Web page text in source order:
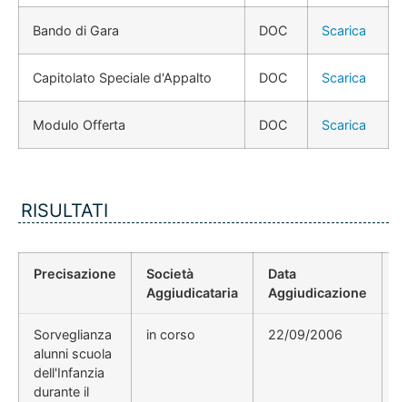
Bando di Gara DOC Scarica
Capitolato Speciale d'Appalto DOC Scarica
Modulo Offerta DOC Scarica
RISULTATI
Precisazione
Società
Aggiudicataria
Data
Aggiudicazione
Sorveglianza
alunni scuola
dell'Infanzia
durante il
in corso 22/09/2006